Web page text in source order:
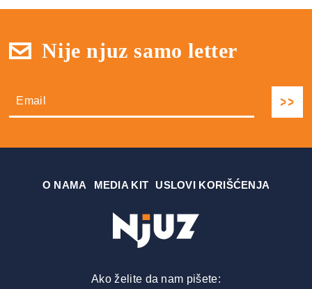
Nije njuz samo letter
О NAMA MEDIA KIT USLOVI KORIŠĆENJA
Ako želite da nam pišete: